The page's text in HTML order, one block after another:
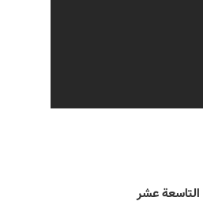
التاسعة عشر